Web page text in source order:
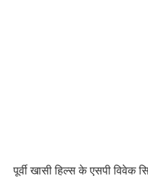
पूर्वी खासी हिल्स के एसपी विवेक